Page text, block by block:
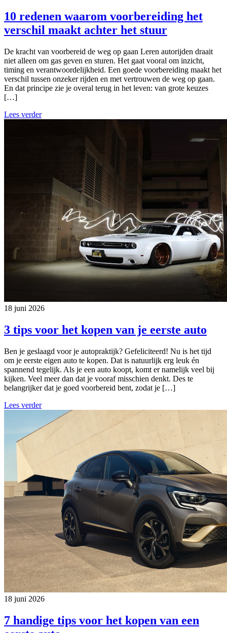
10 redenen waarom voorbereiding het
verschil maakt achter het stuur
De kracht van voorbereid de weg op gaan Leren autorijden draait
niet alleen om gas geven en sturen. Het gaat vooral om inzicht,
timing en verantwoordelijkheid. Een goede voorbereiding maakt het
verschil tussen onzeker rijden en met vertrouwen de weg op gaan.
En dat principe zie je overal terug in het leven: van grote keuzes
[…]
Lees verder
18 juni 2026
3 tips voor het kopen van je eerste auto
Ben je geslaagd voor je autopraktijk? Gefeliciteerd! Nu is het tijd
om je eerste eigen auto te kopen. Dat is natuurlijk erg leuk én
spannend tegelijk. Als je een auto koopt, komt er namelijk veel bij
kijken. Veel meer dan dat je vooraf misschien denkt. Des te
belangrijker dat je goed voorbereid bent, zodat je […]
Lees verder
18 juni 2026
7 handige tips voor het kopen van een